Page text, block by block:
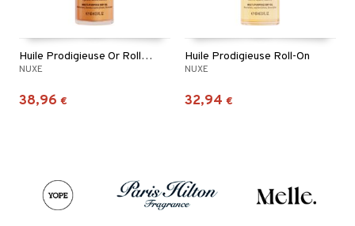
Huile Prodigieuse Or Roll-On
NUXE
38,96 €
Huile Prodigieuse Roll-On
NUXE
32,94 €